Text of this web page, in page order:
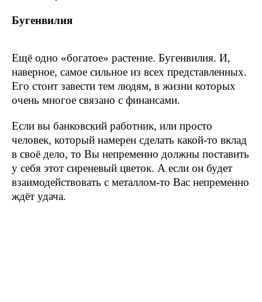
Бугенвилия
Ещё одно «богатое» растение. Бугенвилия. И,
наверное, самое сильное из всех представленных.
Его стоит завести тем людям, в жизни которых
очень многое связано с финансами.
Если вы банковский работник, или просто
человек, который намерен сделать какой-то вклад
в своё дело, то Вы непременно должны поставить
у себя этот сиреневый цветок. А если он будет
взаимодействовать с металлом-то Вас непременно
ждёт удача.